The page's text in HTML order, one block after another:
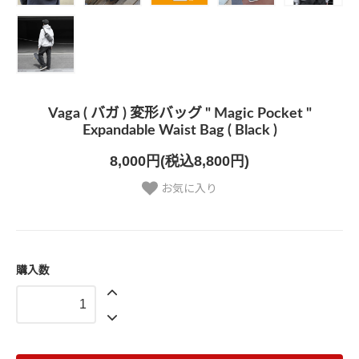
Vaga ( バガ ) 変形バッグ " Magic Pocket "
Expandable Waist Bag ( Black )
8,000円(税込8,800円)
お気に入り
購入数